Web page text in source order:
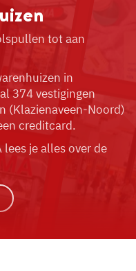
tot aan
in
374 vestigingen
(Klazienaveen-Noord)
creditcard.
lees je alles over de